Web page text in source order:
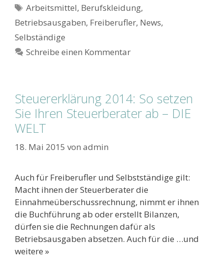
Schlagwörter
Arbeitsmittel, Berufskleidung,
Betriebsausgaben, Freiberufler, News,
Selbständige
Schreibe einen Kommentar
Steuererklärung 2014: So setzen
Sie Ihren Steuerberater ab – DIE
WELT
18. Mai 2015 von admin
Auch für Freiberufler und Selbstständige gilt:
Macht ihnen der Steuerberater die
Einnahmeüberschussrechnung, nimmt er ihnen
die Buchführung ab oder erstellt Bilanzen,
dürfen sie die Rechnungen dafür als
Betriebsausgaben absetzen. Auch für die …und
weitere »